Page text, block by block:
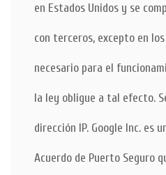
en Estados Unidos y se
con terceros, excepto en
necesario para el
la ley obligue a tal efecto.
dirección IP. Google Inc. es
Acuerdo de Puerto Seguro